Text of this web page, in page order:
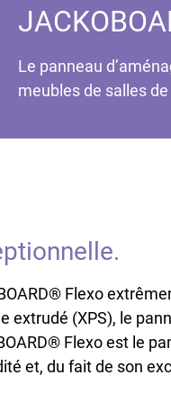
Le panneau
meubles de salles
Flexo
(XPS), le
Flexo est le
et, du fait de son